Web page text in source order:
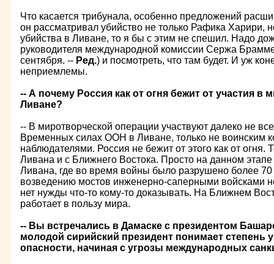
Что касается трибунала, особенно предложений
он рассматривал убийство не только Рафика Харири,
убийства в Ливане, то я бы с этим не спешил. Надо
руководителя международной комиссии Сержа
сентября. -- Ред.) и посмотреть, что там будет. И уж
неприемлемы.
-- А почему Россия как от огня бежит от участия в
Ливане?
-- В миротворческой операции участвуют далеко не
Временных силах ООН в Ливане, только не воинским
наблюдателями. Россия не бежит от этого как от
Ливана и с Ближнего Востока. Просто на данном
Ливана, где во время войны было разрушено более
возведению мостов инженерно-саперными войсками
нет нужды что-то кому-то доказывать. На Ближнем
работает в пользу мира.
-- Вы встречались в Дамаске с президентом
молодой сирийский президент понимает степень
опасности, начиная с угрозы международных